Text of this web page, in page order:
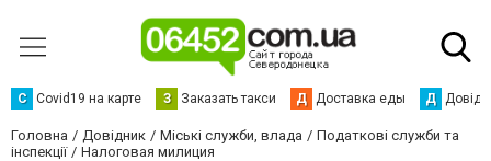
С Сovid19 на карте З Заказать такси Д Доставка еды Д
Головна Довідник Міські служби, влада
Податкові служби та
інспекції
Налоговая милиция